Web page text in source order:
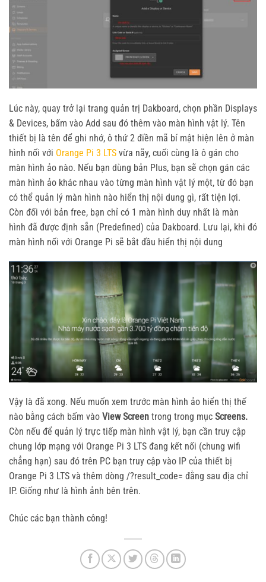
Lúc này, quay trở lại trang quản trị Dakboard, chọn phần Displays
& Devices, bấm vào Add sau đó thêm vào màn hình vật lý. Tên
thiết bị là tên để ghi nhớ, ô thứ 2 điền mã bí mật hiện lên ở màn
hình nối với Orange Pi 3 LTS vừa nãy, cuối cùng là ô gán cho
màn hình ảo nào. Nếu bạn dùng bản Plus, bạn sẽ chọn gán các
màn hình ảo khác nhau vào từng màn hình vật lý một, từ đó bạn
có thể quản lý màn hình nào hiển thị nội dung gì, rất tiện lợi.
Còn đối với bản free, bạn chỉ có 1 màn hình duy nhất là màn
hình đã được định sẵn (Predefined) của Dakboard. Lưu lại, khi đó
màn hình nối với Orange Pi sẽ bắt đầu hiển thị nội dung
Vậy là đã xong. Nếu muốn xem trước màn hình ảo hiển thị thế
nào bằng cách bấm vào View Screen trong trong mục Screens.
Còn nếu để quản lý trực tiếp màn hình vật lý, bạn cần truy cập
chung lớp mạng với Orange Pi 3 LTS đang kết nối (chung wifi
chẳng hạn) sau đó trên PC bạn truy cập vào IP của thiết bị
Orange Pi 3 LTS và thêm dòng /?result_code= đằng sau địa chỉ
IP. Giống như là hình ảnh bên trên.
Chúc các bạn thành công!